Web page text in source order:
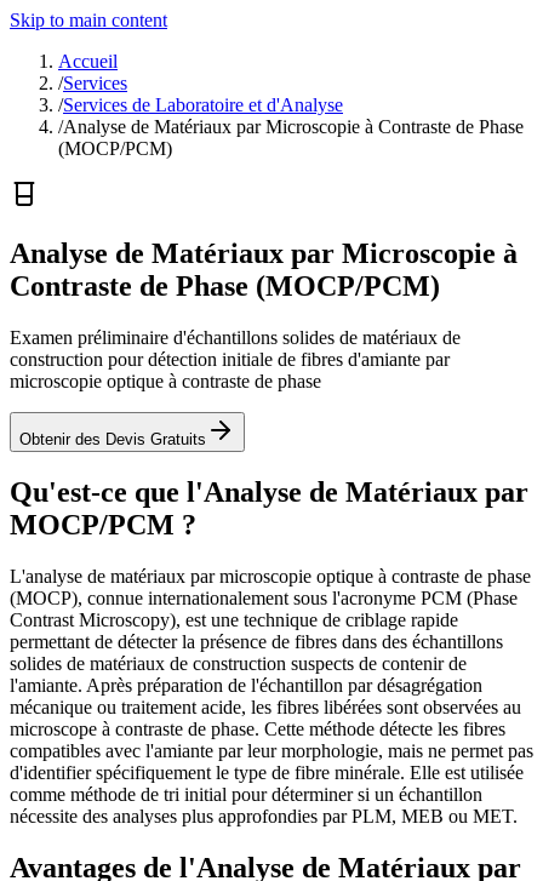
Skip to main content
Accueil
/Services
/Services de Laboratoire et d'Analyse
/Analyse de Matériaux par Microscopie à Contraste de Phase
(MOCP/PCM)
Analyse de Matériaux par Microscopie à
Contraste de Phase (MOCP/PCM)
Examen préliminaire d'échantillons solides de matériaux de
construction pour détection initiale de fibres d'amiante par
microscopie optique à contraste de phase
Obtenir des Devis Gratuits
Qu'est-ce que l'Analyse de Matériaux par
MOCP/PCM ?
L'analyse de matériaux par microscopie optique à contraste de phase
(MOCP), connue internationalement sous l'acronyme PCM (Phase
Contrast Microscopy), est une technique de criblage rapide
permettant de détecter la présence de fibres dans des échantillons
solides de matériaux de construction suspects de contenir de
l'amiante. Après préparation de l'échantillon par désagrégation
mécanique ou traitement acide, les fibres libérées sont observées au
microscope à contraste de phase. Cette méthode détecte les fibres
compatibles avec l'amiante par leur morphologie, mais ne permet pas
d'identifier spécifiquement le type de fibre minérale. Elle est utilisée
comme méthode de tri initial pour déterminer si un échantillon
nécessite des analyses plus approfondies par PLM, MEB ou MET.
Avantages de l'Analyse de Matériaux par